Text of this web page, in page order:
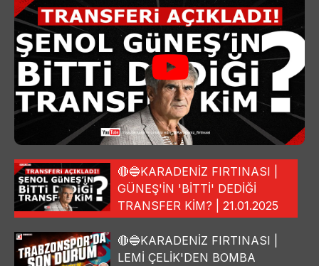
🔴🔵KARADENİZ FIRTINASI |
GÜNEŞ'İN 'BİTTİ' DEDİĞİ
TRANSFER KİM? | 21.01.2025
🔴🔵KARADENİZ FIRTINASI |
LEMİ ÇELİK'DEN BOMBA